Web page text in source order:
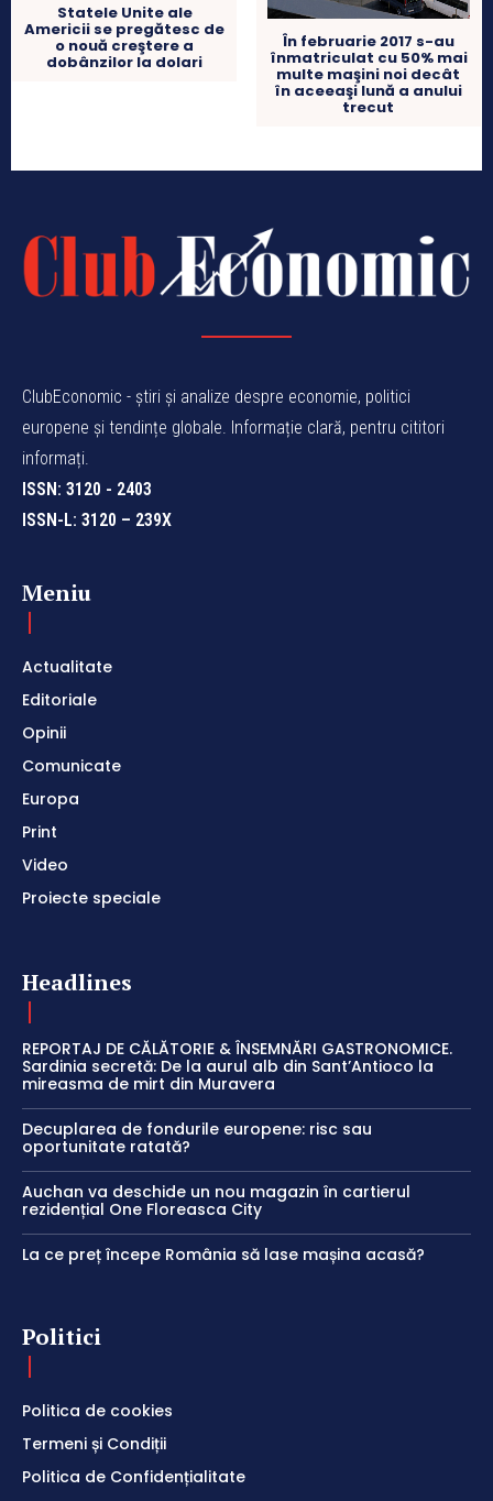
Statele Unite ale
Americii se pregătesc de
o nouă creştere a
dobânzilor la dolari
În februarie 2017 s-au
înmatriculat cu 50% mai
multe maşini noi decât
în aceeaşi lună a anului
trecut
ClubEconomic - știri și analize despre economie, politici
europene și tendințe globale. Informație clară, pentru cititori
informați.
ISSN: 3120 - 2403
ISSN-L: 3120 – 239X
Meniu
Actualitate
Editoriale
Opinii
Comunicate
Europa
Print
Video
Proiecte speciale
Headlines
REPORTAJ DE CĂLĂTORIE & ÎNSEMNĂRI GASTRONOMICE.
Sardinia secretă: De la aurul alb din Sant’Antioco la
mireasma de mirt din Muravera
Decuplarea de fondurile europene: risc sau
oportunitate ratată?
Auchan va deschide un nou magazin în cartierul
rezidențial One Floreasca City
La ce preț începe România să lase mașina acasă?
Politici
Politica de cookies
Termeni și Condiții
Politica de Confidențialitate